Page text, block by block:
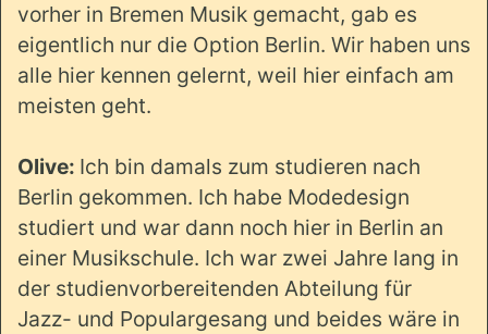
vorher in Bremen Musik gemacht, gab es
eigentlich nur die Option Berlin. Wir haben uns
alle hier kennen gelernt, weil hier einfach am
meisten geht.
Olive: Ich bin damals zum studieren nach
Berlin gekommen. Ich habe Modedesign
studiert und war dann noch hier in Berlin an
einer Musikschule. Ich war zwei Jahre lang in
der studienvorbereitenden Abteilung für
Jazz- und Populargesang und beides wäre in